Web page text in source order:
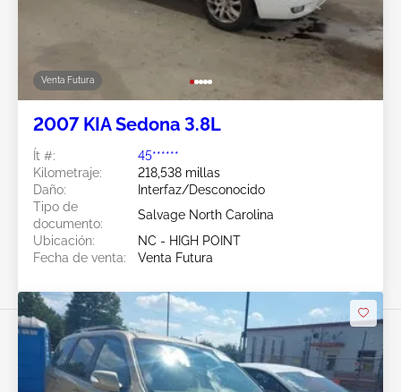
Venta Futura
2007 KIA Sedona 3.8L
Ít #:
45******
Kilometraje:
218,538 millas
Daño:
Interfaz/Desconocido
Tipo de
documento:
Salvage North Carolina
Ubicación:
NC - HIGH POINT
Fecha de venta:
Venta Futura